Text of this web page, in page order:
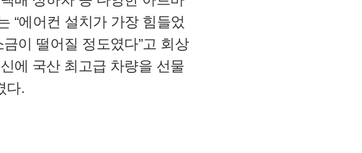
“에어컨 설치가 가장 힘들었
이 떨어질 정도였다”고 회상
에 국산 최고급 차량을 선물
다.